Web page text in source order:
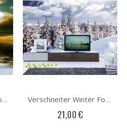
See und Mondlicht Fototapete Verschneiter Winter Fototapete
21,00 €